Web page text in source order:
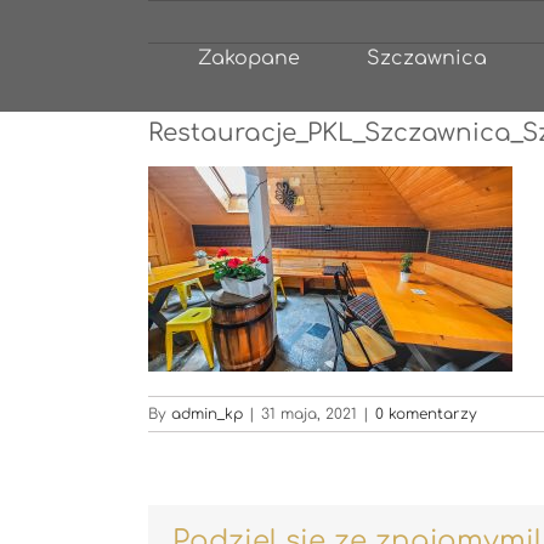
Zakopane Szczawnica
By admin_kp | 31 maja, 2021 | 0 komentarzy